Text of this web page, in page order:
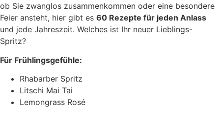
ob Sie zwanglos zusammenkommen oder eine besondere
Feier ansteht, hier gibt es 60 Rezepte für jeden Anlass
und jede Jahreszeit. Welches ist Ihr neuer Lieblings-
Spritz?
Für Frühlingsgefühle:
Rhabarber Spritz
Litschi Mai Tai
Lemongrass Rosé